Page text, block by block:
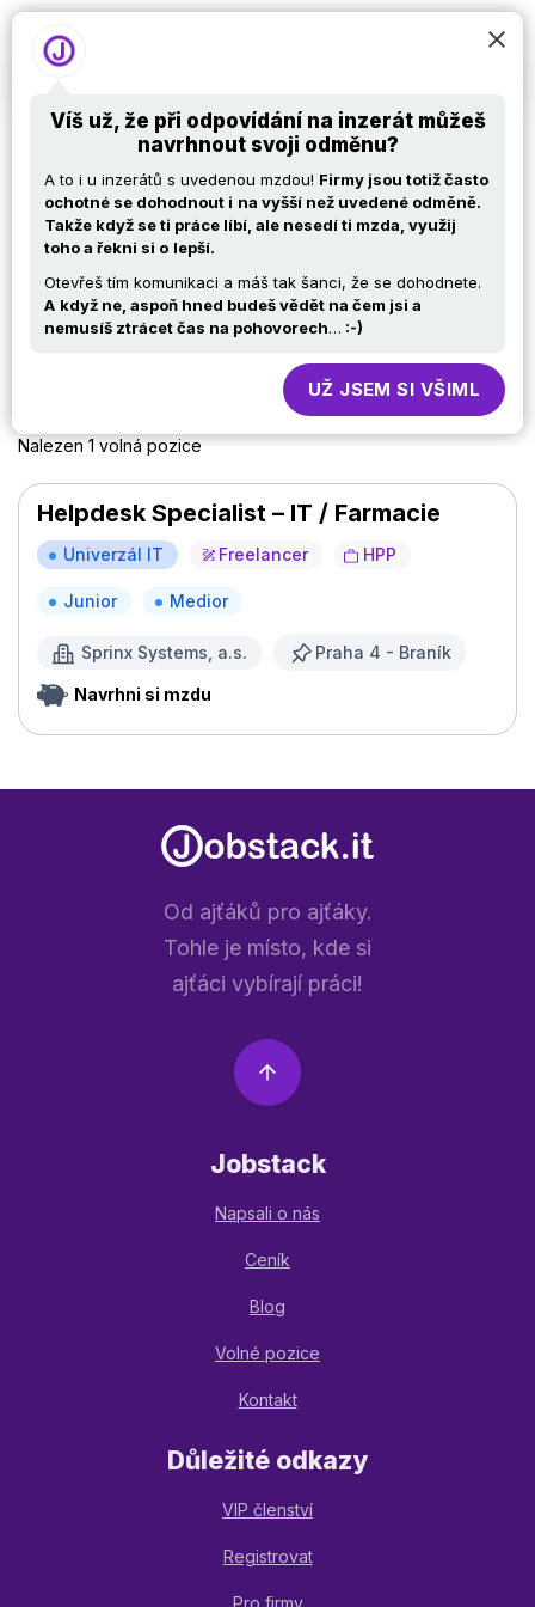
Sprinx Systems, a.s. –
všechny nabídky práce
v IT na jednom místě.
PROFIL FIRMY
Nalezen 1 volná pozice
Helpdesk Specialist – IT / Farmacie
Univerzál IT Freelancer HPP
Junior Medior
Sprinx Systems, a.s. Praha 4 - Braník
Navrhni si mzdu
Víš už, že při odpovídání na inzerát můžeš
navrhnout svoji odměnu?
A to i u inzerátů s uvedenou mzdou! Firmy jsou totiž často
ochotné se dohodnout i na vyšší než uvedené odměně.
Takže když se ti práce líbí, ale nesedí ti mzda, využij
toho a řekni si o lepší.
Otevřeš tím komunikaci a máš tak šanci, že se dohodnete.
A když ne, aspoň hned budeš vědět na čem jsi a
nemusíš ztrácet čas na pohovorech… :-)
UŽ JSEM SI VŠIML
Od ajťáků pro ajťáky.
Tohle je místo, kde si
ajťáci vybírají práci!
Jobstack
Napsali o nás
Ceník
Blog
Volné pozice
Kontakt
Důležité odkazy
VIP členství
Registrovat
Pro firmy